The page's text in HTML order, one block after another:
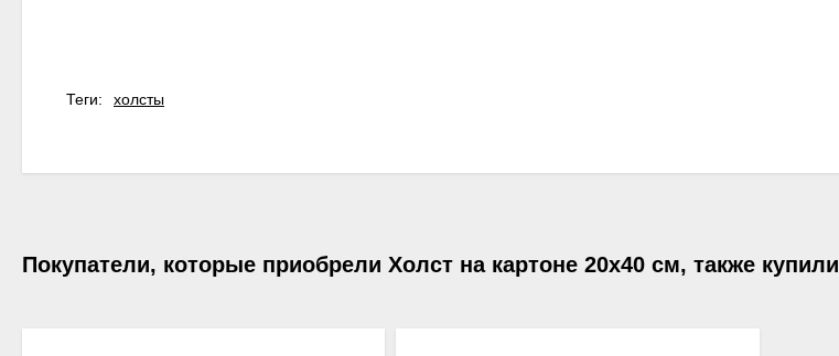
Теги: холсты
Покупатели, которые приобрели Холст на картоне 20х40 см, также купили